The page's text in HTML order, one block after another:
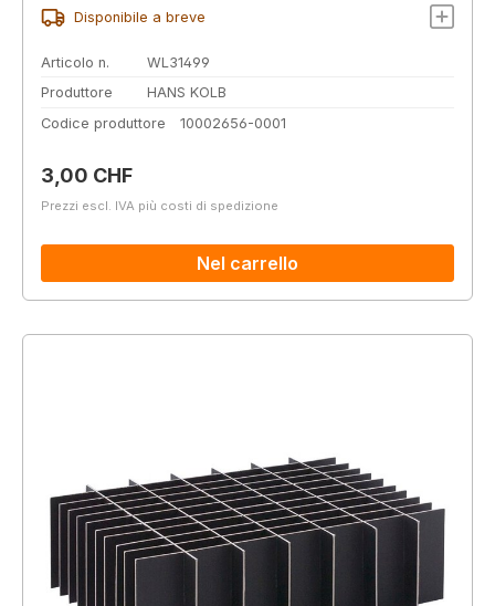
Disponibile a breve
Articolo n.
WL31499
Produttore
HANS KOLB
Codice produttore
10002656-0001
Prezzo normale:
3,00 CHF
Prezzi escl. IVA più costi di spedizione
Nel carrello